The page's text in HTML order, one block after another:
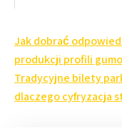
Nawigacja
wpisu
Jak dobrać
produkcji profili
Tradycyjne bilety
dlaczego cyfryzacja